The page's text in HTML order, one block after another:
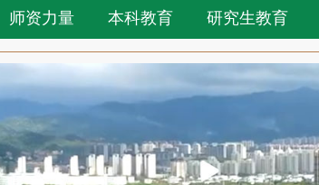
师资力量 本科教育 研究生教育